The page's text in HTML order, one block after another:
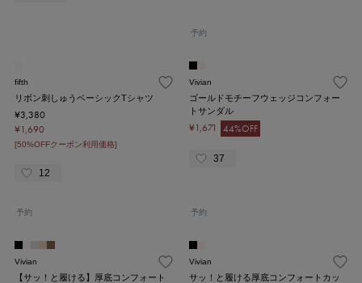
fifth
リボン刺しゅうベーシックTシャツ
¥3,380
¥1,690
[50%OFFクーポン利用価格]
12
予約
Vivian
ゴールドモチーフウェッジコンフォー
トサンダル
¥1,671 44%OFF
37
予約
Vivian
【サッ！と履ける】厚底コンフォート
予約
Vivian
サッ！と履ける厚底コンフォートカッ